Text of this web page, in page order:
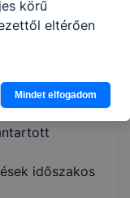
működő)
szabványos
javítását,
időszakos
körű
eltérően
Mindet elfogadom